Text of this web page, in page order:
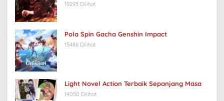
19293 Dilihat
Pola Spin Gacha Genshin Impact
15486 Dilihat
Light Novel Action Terbaik Sepanjang Masa
14050 Dilihat